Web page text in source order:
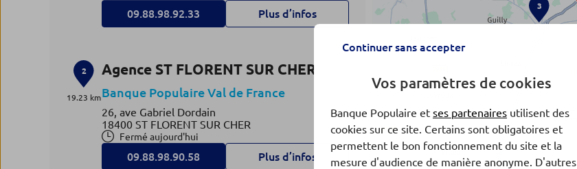
09.88.98.92.33 Plus d’infos
2
19.23 km
Agence ST FLORENT SUR CHER
Banque Populaire Val de France
26, ave Gabriel Dordain
18400 ST FLORENT SUR CHER
Fermé aujourd'hui
09.88.98.90.58 Plus d’infos
3
Continuer sans accepter
Vos paramètres de cookies
Banque Populaire et ses partenaires utilisent des
cookies sur ce site. Certains sont obligatoires et
permettent le bon fonctionnement du site et la
mesure d'audience de manière anonyme. D'autres